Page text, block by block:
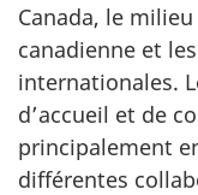
Canada, le
canadienne et
internationales.
d’accueil et de
principalement
différentes